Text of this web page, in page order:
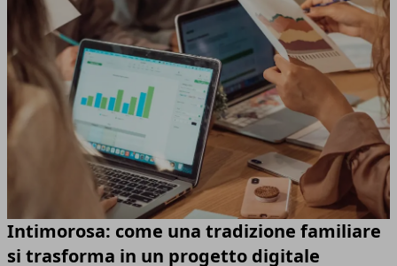
Intimorosa: come una tradizione familiare
si trasforma in un progetto digitale